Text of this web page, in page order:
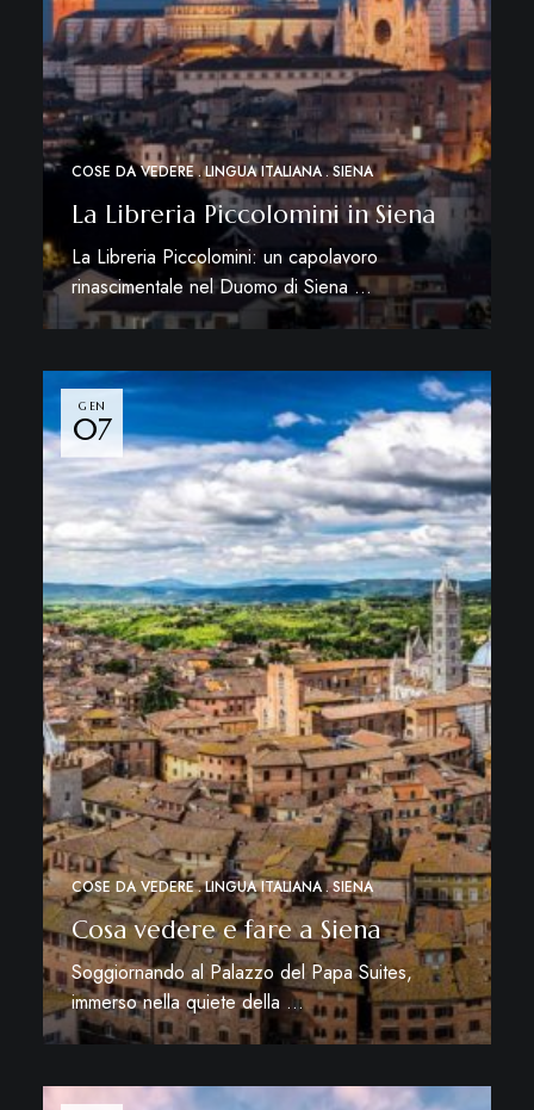
COSE DA VEDERE LINGUA ITALIANA SIENA
La Libreria Piccolomini in Siena
La Libreria Piccolomini: un capolavoro
rinascimentale nel Duomo di Siena …
Leggi di più
GEN
07
COSE DA VEDERE LINGUA ITALIANA SIENA
Cosa vedere e fare a Siena
Soggiornando al Palazzo del Papa Suites,
immerso nella quiete della …
Leggi di più